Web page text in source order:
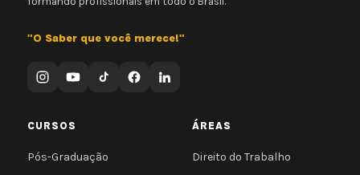
"O Saber que você merece!"
CURSOS
Pós-Graduação
ÁREAS
Direito do Trabalho